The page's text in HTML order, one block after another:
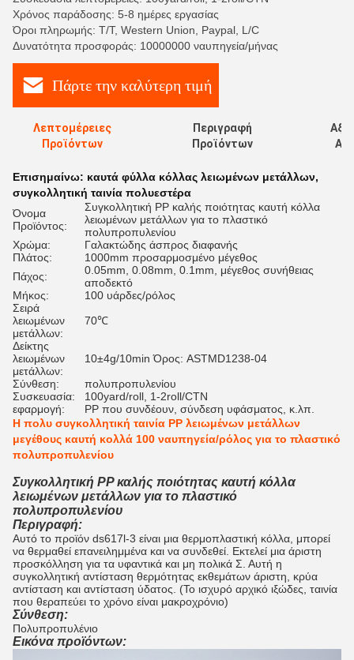
Χρόνος παράδοσης: 5-8 ημέρες εργασίας
Όροι πληρωμής: T/T, Western Union, Paypal, L/C
Δυνατότητα προσφοράς: 10000000 ναυπηγεία/μήνας
Πάρτε την καλύτερη τιμή
Λεπτομέρειες
Προϊόντων
Περιγραφή
Προϊόντων
Επισημαίνω: καυτά φύλλα κόλλας λειωμένων μετάλλων,
συγκολλητική ταινία πολυεστέρα
Όνομα
Προϊόντος:
Συγκολλητική PP καλής ποιότητας καυτή κόλλα
λειωμένων μετάλλων για το πλαστικό
πολυπροπυλενίου
Χρώμα:
Γαλακτώδης άσπρος διαφανής
Πλάτος:
1000mm προσαρμοσμένο μέγεθος
Πάχος:
0.05mm, 0.08mm, 0.1mm, μέγεθος συνήθειας
αποδεκτό
Μήκος:
100 υάρδες/ρόλος
Σειρά
λειωμένων
μετάλλων:
70℃
Δείκτης
λειωμένων
μετάλλων:
10±4g/10min Όρος: ASTMD1238-04
Σύνθεση:
πολυπροπυλενίου
Συσκευασία:
100yard/roll, 1-2roll/CTN
εφαρμογή:
PP που συνδέουν, σύνδεση υφάσματος, κ.λπ.
Η πολυ συγκολλητική ταινία PP λειωμένων μετάλλων
μεγέθους καυτή κολλά 100 ναυπηγεία/ρόλος για το πλαστικό
πολυπροπυλενίου
Συγκολλητική PP καλής ποιότητας καυτή κόλλα
λειωμένων μετάλλων για το πλαστικό
πολυπροπυλενίου
Περιγραφή:
Αυτό το προϊόν ds617l-3 είναι μια θερμοπλαστική κόλλα, μπορεί
να θερμαθεί επανειλημμένα και να συνδεθεί. Εκτελεί μια άριστη
προσκόλληση για τα υφαντικά και μη πολικά Σ. Αυτή η
συγκολλητική αντίσταση θερμότητας εκθεμάτων άριστη, κρύα
αντίσταση και αντίσταση ύδατος. (Το ισχυρό αρχικό ιξώδες, ταινία
που θεραπεύει το χρόνο είναι μακροχρόνιο)
Σύνθεση:
Πολυπροπυλένιο
Εικόνα προϊόντων: